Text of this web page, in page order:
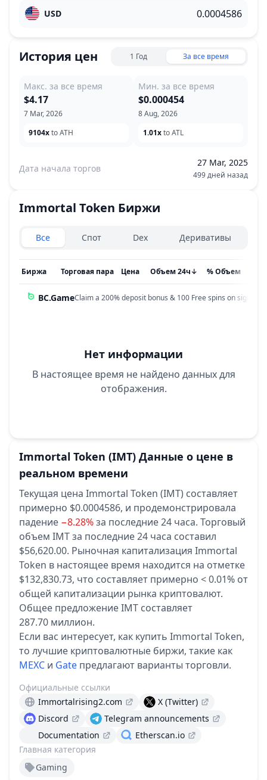
USD
История цен 1 Год За все время
Макс. за все время
7 Mar, 2026
$4.17
9104xto ATH
Мин. за все время
8 Aug, 2026
$0.000454
1.01xto ATL
Дата начала торгов
27 Mar, 2025
499 дней назад
Immortal Token Биржи
Exchanges type
Все Спот Dex Деривативы
Биржа Торговая пара Цена ↓
Объем 24ч % Объем
BC.GameClaim a 200% deposit bonus & 100 Free spins on sign up!
Нет информации
В настоящее время не найдено данных для
отображения.
Immortal Token (IMT) Данные о цене в
реальном времени
Текущая цена Immortal Token (IMT) составляет
примерно $0.0004586, и продемонстрировала
падение −8.28%за последние 24 часа. Торговый
объем IMT за последние 24 часа составил
$56,620.00. Рыночная капитализация Immortal
Token в настоящее время находится на отметке
$132,830.73, что составляет примерно < 0.01% от
общей капитализации рынка криптовалют.
Общее предложение IMT составляет
287.70 миллион.
Если вас интересует, как купить Immortal Token,
то лучшие криптовалютные биржи, такие как
MEXC и Gate предлагают варианты торговли.
Главная категория
Gaming
Официальные ссылки
Immortalrising2.com
X (Twitter)
Discord
Telegram announcements
Documentation
Etherscan.io